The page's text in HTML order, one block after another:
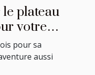
plateau
votre
pour sa
aussi